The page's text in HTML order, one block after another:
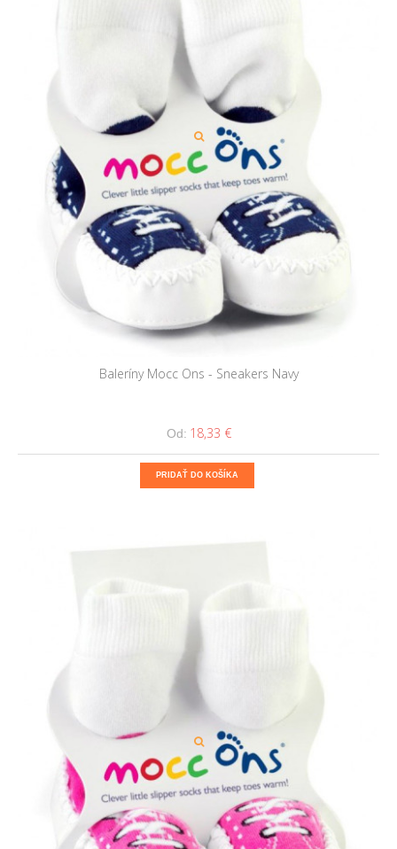
Baleríny Mocc Ons - Sneakers Navy
Od: 18,33 €
PRIDAŤ DO KOŠÍKA